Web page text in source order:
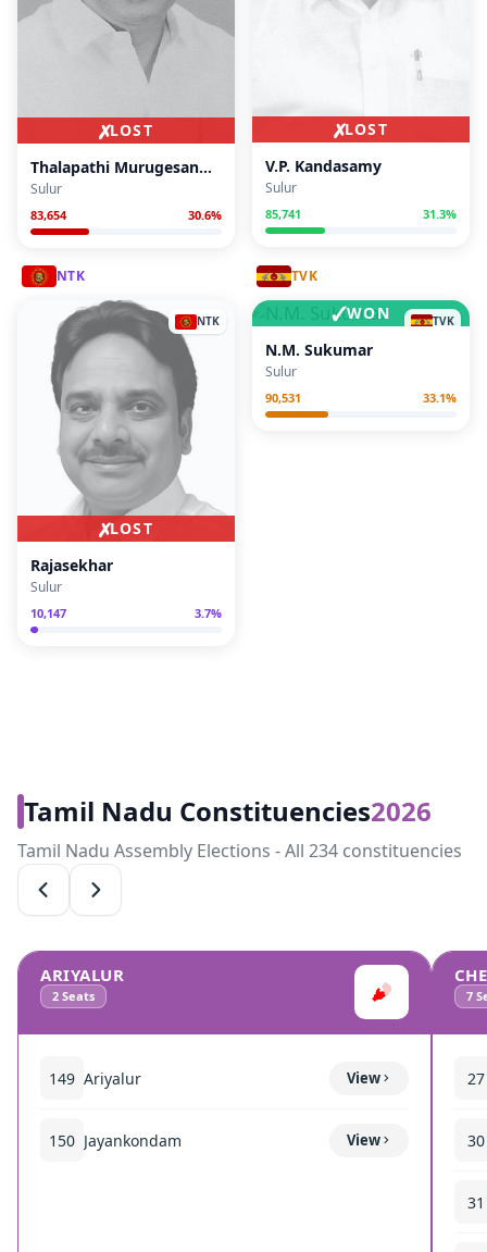
✗LOST
Thalapathi Murugesan
M.A.
Sulur
83,654 30.6%
✗LOST
V.P. Kandasamy
Sulur
85,741 31.3%
NTK
✗LOST
NTK
Rajasekhar
Sulur
10,147 3.7%
TVK
✓WON TVK
N.M. Sukumar
Sulur
90,531 33.1%
Tamil Nadu Constituencies2026
Tamil Nadu Assembly Elections - All 234 constituencies
ARIYALUR
2 Seats
149 Ariyalur View
150 Jayankondam View
7
27
30
31